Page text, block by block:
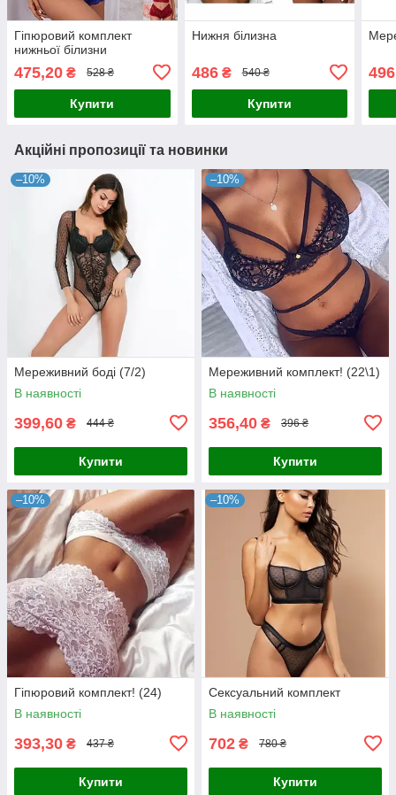
Гіпюровий комплект
нижньої білизни
475,20 ₴ 528 ₴
Купити
Нижня білизна
486₴ 540 ₴
Купити
Акційні пропозиції та новинки
–10%
Мереживний боді (7/2)
В наявності
399,60 ₴ 444 ₴
Купити
–10%
Мереживний комплект! (22\1)
В наявності
356,40 ₴ 396 ₴
Купити
–10%
Гіпюровий комплект! (24)
В наявності
393,30 ₴ 437 ₴
Купити
–10%
Сексуальний комплект
В наявності
702 ₴ 780 ₴
Купити